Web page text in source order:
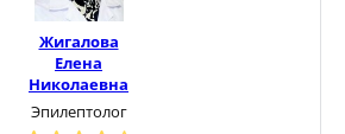
Жигалова
Елена
Николаевна
Эпилептолог